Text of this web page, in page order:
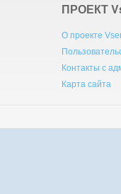
ПРОЕКТ V
О проекте
Контакты с
Карта сайта